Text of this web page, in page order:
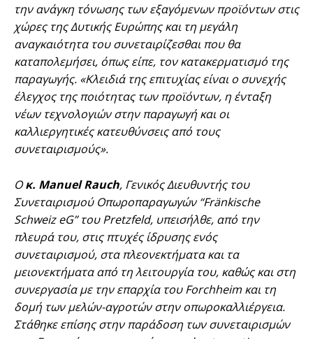
την ανάγκη τόνωσης των εξαγόμενων προϊόντων στις
χώρες της Δυτικής Ευρώπης και τη μεγάλη
αναγκαιότητα του συνεταιρίζεσθαι που θα
καταπολεμήσει, όπως είπε, τον κατακερματισμό της
παραγωγής. «Κλειδιά της επιτυχίας είναι ο συνεχής
έλεγχος της ποιότητας των προϊόντων, η ένταξη
νέων τεχνολογιών στην παραγωγή και οι
καλλιεργητικές κατευθύνσεις από τους
συνεταιρισμούς».
Οκ. Manuel Rauch, Γενικός Διευθυντής του
Συνεταιρισμού Οπωροπαραγωγών “Fränkische
Schweiz eG” του Pretzfeld, υπεισήλθε, από την
πλευρά του, στις πτυχές ίδρυσης ενός
συνεταιρισμού, στα πλεονεκτήματα και τα
μειονεκτήματα από τη λειτουργία του, καθώς και στη
συνεργασία με την επαρχία του Forchheim και τη
δομή των μελών-αγροτών στην οπωροκαλλιέργεια.
Στάθηκε επίσης στην παράδοση των συνεταιρισμών